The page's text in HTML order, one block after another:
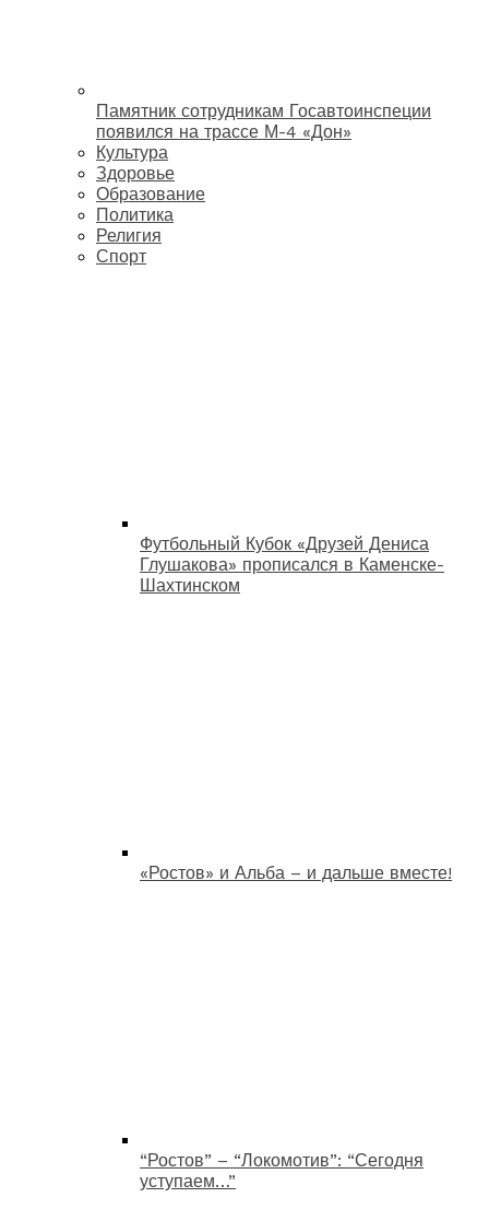
Памятник сотрудникам Госавтоинспеции
появился на трассе М-4 «Дон»
Культура
Здоровье
Образование
Политика
Религия
Спорт
Футбольный Кубок «Друзей Дениса
Глушакова» прописался в Каменске-
Шахтинском
«Ростов» и Альба – и дальше вместе!
“Ростов” – “Локомотив”: “Сегодня
уступаем…”